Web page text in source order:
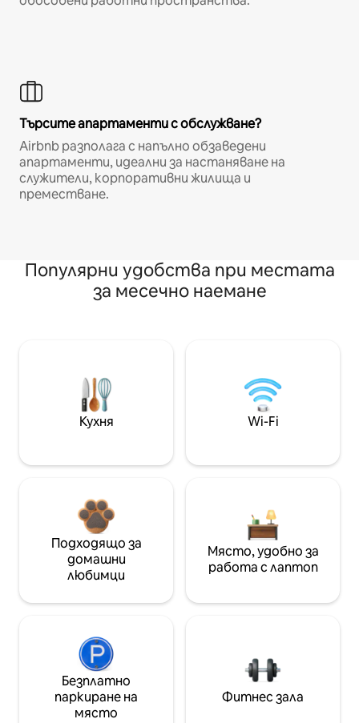
Търсите апартаменти с обслужване?
Airbnb разполага с напълно обзаведени
апартаменти, идеални за настаняване на
служители, корпоративни жилища и
преместване.
Популярни удобства при местата
за месечно наемане
Кухня Wi-Fi
Подходящо за
домашни
любимци
Място, удобно за
работа с лаптоп
Безплатно
паркиране на
място
Фитнес зала